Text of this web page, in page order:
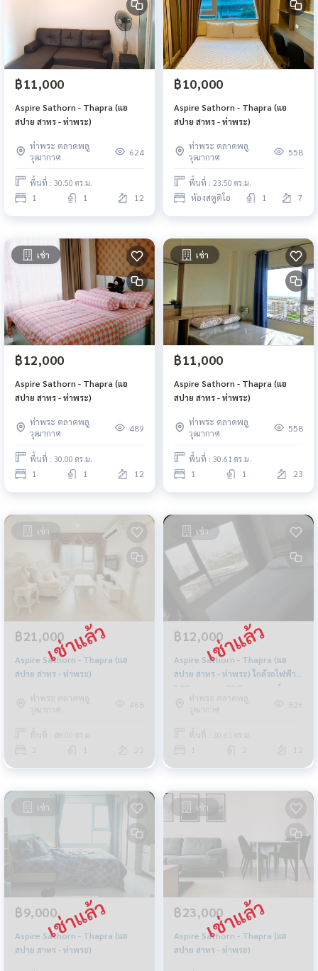
฿11,000
Aspire Sathorn - Thapra (แอ
สปาย สาทร - ท่าพระ)
ท่าพระ ตลาดพลู
วุฒากาศ
624
พื้นที่ : 30.50 ตร.ม.
1 1 12
฿10,000
Aspire Sathorn - Thapra (แอ
สปาย สาทร - ท่าพระ)
ท่าพระ ตลาดพลู
วุฒากาศ
558
พื้นที่ : 23.50 ตร.ม.
ห้องสตูดิโอ 1 7
เช่า
฿12,000
Aspire Sathorn - Thapra (แอ
สปาย สาทร - ท่าพระ)
ท่าพระ ตลาดพลู
วุฒากาศ
489
พื้นที่ : 30.00 ตร.ม.
1 1 12
เช่า
฿11,000
Aspire Sathorn - Thapra (แอ
สปาย สาทร - ท่าพระ)
ท่าพระ ตลาดพลู
วุฒากาศ
558
พื้นที่ : 30.61 ตร.ม.
1 1 23
เช่า
฿21,000
Aspire Sathorn - Thapra (แอ
สปาย สาทร - ท่าพระ)
ท่าพระ ตลาดพลู
วุฒากาศ
468
พื้นที่ : 48.00 ตร.ม.
เช่า
฿12,000
Aspire Sathorn - Thapra (แอ
สปาย สาทร - ท่าพระ) ใกล้รถไฟฟ้า
BTS ตลาดพลู BRT ราชพฤกษ์
เดอะมอลล์ ท่าพระ
ท่าพระ ตลาดพลู
วุฒากาศ
826
พื้นที่ : 30.63 ตร.ม.
เช่า
฿9,000
Aspire Sathorn - Thapra (แอ
สปาย สาทร - ท่าพระ)
เช่า
฿23,000
Aspire Sathorn - Thapra (แอ
สปาย สาทร - ท่าพระ)